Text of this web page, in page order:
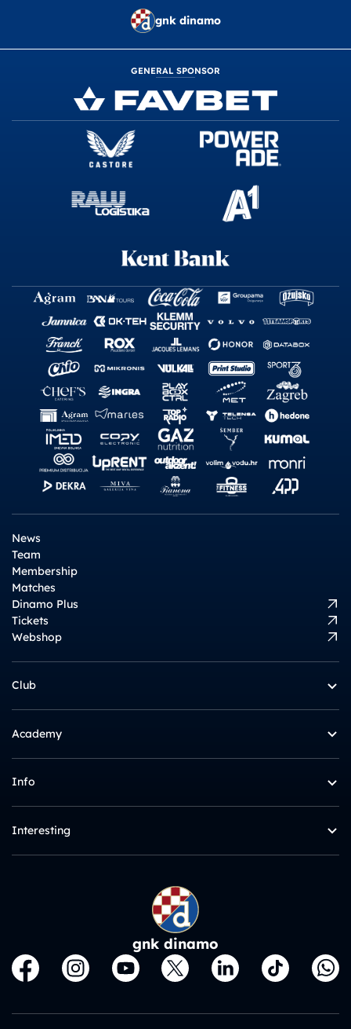
gnk dinamo
GENERAL SPONSOR
News
Team
Membership
Matches
Dinamo Plus
Tickets
Webshop
Club
Academy
Info
Interesting
gnk dinamo